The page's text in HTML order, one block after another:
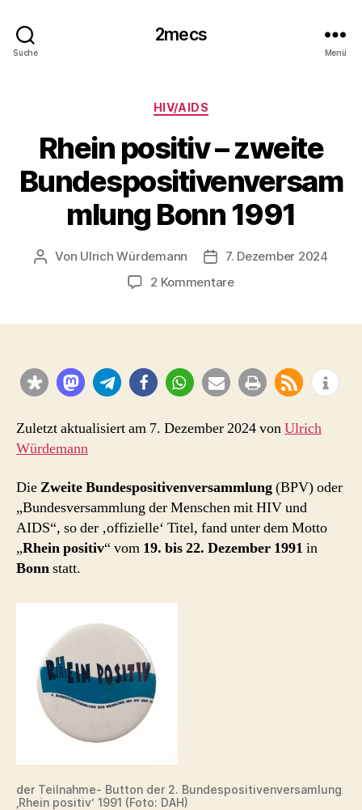
Suche
2mecs
Menü
Kategorien
HIV/AIDS
Rhein positiv – zweite
Bundespositivenversam
mlung Bonn 1991
Beitragsautor
Von Ulrich Würdemann Beitragsdatum
7. Dezember 2024
2 Kommentarezu
Bonn
Zuletzt aktualisiert am 7. Dezember 2024 vonUlrich
Würdemann
DieZweite Bundespositivenversammlung(BPV) oder
„Bundesversammlung der Menschen mit HIV und
AIDS“, so der ‚offizielle‘ Titel, fand unter dem Motto
„Rhein positiv“ vom 19. bis 22. Dezember 1991 in
Bonnstatt.
der Teilnahme- Button der 2. Bundespositivenversamlung
‚Rhein positiv‘ 1991 (Foto: DAH)